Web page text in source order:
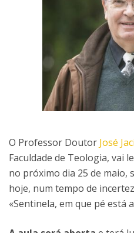
O Professor Doutor José
Faculdade de Teologia, vai
no próximo dia 25 de maio,
hoje, num tempo de
«Sentinela, em que pé está